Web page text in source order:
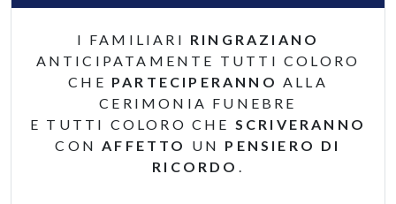
I FAMILIARI RINGRAZIANO
ANTICIPATAMENTE TUTTI COLORO
CHE PARTECIPERANNO ALLA
CERIMONIA FUNEBRE
E TUTTI COLORO CHE SCRIVERANNO
CONAFFETTO UN PENSIERO DI
RICORDO .